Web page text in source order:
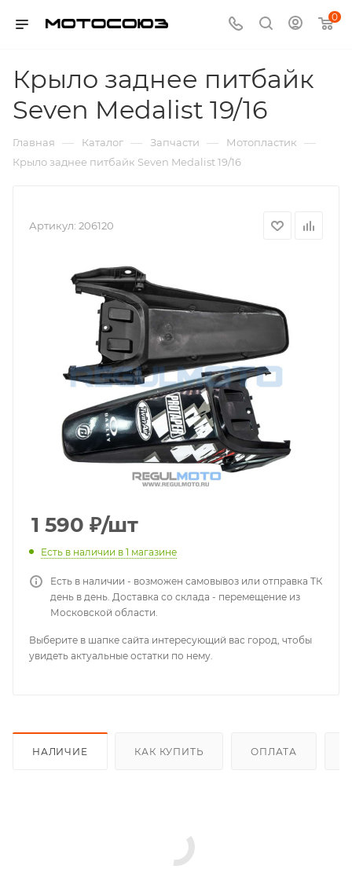
0
Крыло заднее питбайк
Seven Medalist 19/16
Главная — Каталог — Запчасти — Мотопластик —
Крыло заднее питбайк Seven Medalist 19/16
Артикул: 206120
1 590 ₽/шт
Есть в наличии в 1 магазине
Есть в наличии - возможен самовывоз или отправка ТК
день в день. Доставка со склада - перемещение из
Московской области.
Выберите в шапке сайта интересующий вас город, чтобы
увидеть актуальные остатки по нему.
НАЛИЧИЕ КАК КУПИТЬ ОПЛАТА